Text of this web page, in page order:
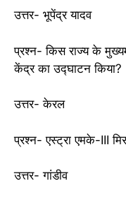
उत्तर- भूपेंद्र यादव
प्रश्न- किस राज्य के
केंद्र का उद्घाटन किया?
उत्तर- केरल
प्रश्न- एस्ट्रा एमके-III
उत्तर- गांडीव